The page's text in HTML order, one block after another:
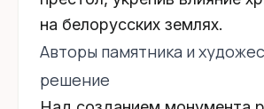
на белорусских землях.
Авторы памятника и
решение